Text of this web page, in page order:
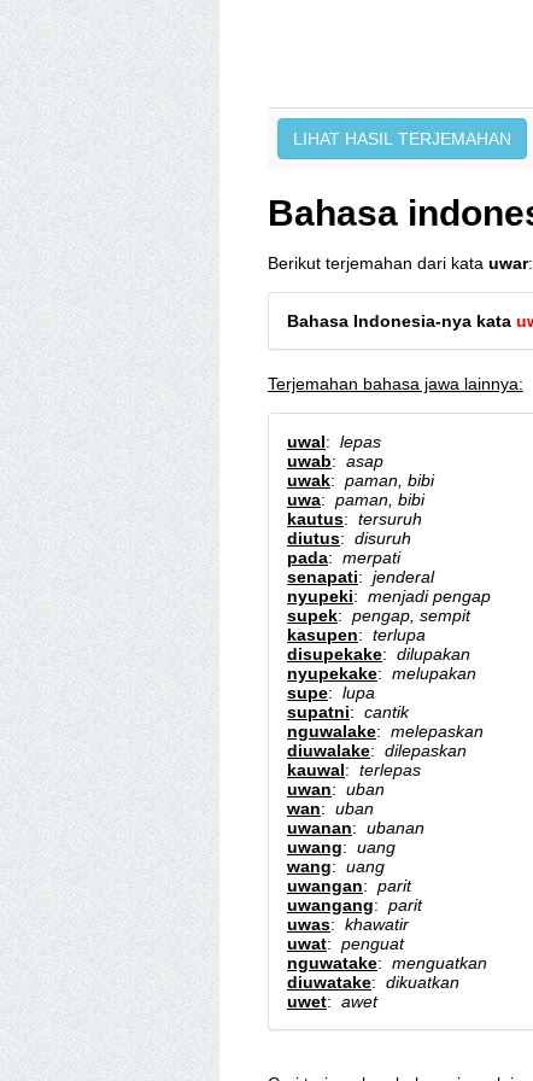
Bahasa
Berikut terjemahan dari kata uwar:
Bahasa Indonesia-nya kata
Terjemahan bahasa jawa lainnya:
uwal: lepas
uwab: asap
uwak: paman, bibi
uwa: paman, bibi
kautus: tersuruh
diutus: disuruh
pada: merpati
senapati: jenderal
nyupeki: menjadi pengap
supek: pengap, sempit
kasupen: terlupa
disupekake: dilupakan
nyupekake: melupakan
supe: lupa
supatni: cantik
nguwalake: melepaskan
diuwalake: dilepaskan
kauwal: terlepas
uwan: uban
wan: uban
uwanan: ubanan
uwang: uang
wang: uang
uwangan: parit
uwangang: parit
uwas: khawatir
uwat: penguat
nguwatake: menguatkan
diuwatake: dikuatkan
uwet: awet